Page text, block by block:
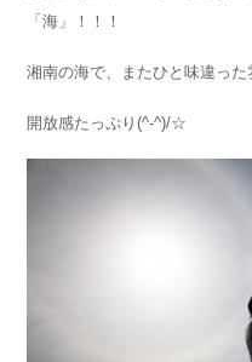
「海」！！！
湘南の海で、またひと味違っ
開放感たっぷり(^-^)/☆